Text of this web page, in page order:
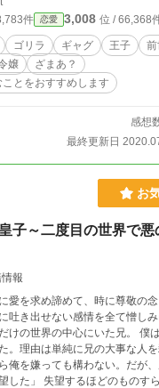
人の婚約破棄シリーズ第八弾！
な作品を目指して今回も完結向けて
完結済み(番外編は生涯連載中)
りのない短編集となります。 表紙に特に意味はあり
。お疲れの方、猫で癒されてね
件 恋愛 3,008 位 / 66,368
ゴリラ ギャグ 王子
前
嬢
ざまあ？
とをおすすめします
感想
最終更新日
お
子～二度目の世界で
報
愛を求め諦めて、時に尊敬の
吐き出せない感情を全て憎し
の世界の中心にいた兄。 僕はそんな兄に憎まれて殺さ
。理由は単純に兄の大事な人を殺
俺を嫌っても構わない。だが
るほどのものすらなかったくせに。そう思